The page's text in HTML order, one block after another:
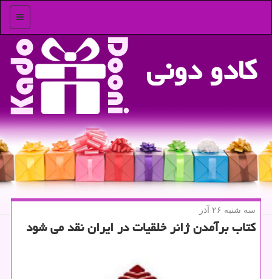
منو
كادو دونی
سه شنبه ۲۶ آذر
كتاب برآمدن ژانر خلقیات در ایران نقد می شود